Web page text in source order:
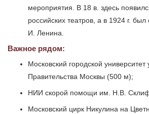
мероприятия. В 18 в. здесь
российских театров, а в 1924 г.
И. Ленина.
Важное рядом:
Московский городской университет
Правительства Москвы (500 м);
НИИ скорой помощи им. Н.В.
Московский цирк Никулина на